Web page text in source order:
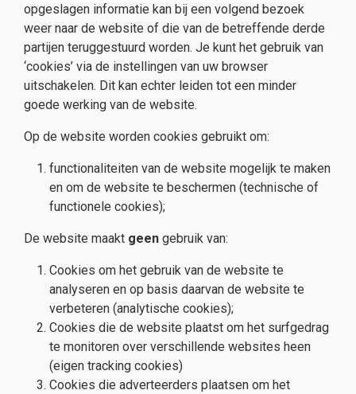
opgeslagen informatie kan bij een volgend bezoek
weer naar de website of die van de betreffende derde
partijen teruggestuurd worden. Je kunt het gebruik van
‘cookies’ via de instellingen van uw browser
uitschakelen. Dit kan echter leiden tot een minder
goede werking van de website.
Op de website worden cookies gebruikt om:
functionaliteiten van de website mogelijk te maken
en om de website te beschermen (technische of
functionele cookies);
De website maakt geen gebruik van:
Cookies om het gebruik van de website te
analyseren en op basis daarvan de website te
verbeteren (analytische cookies);
Cookies die de website plaatst om het surfgedrag
te monitoren over verschillende websites heen
(eigen tracking cookies)
Cookies die adverteerders plaatsen om het